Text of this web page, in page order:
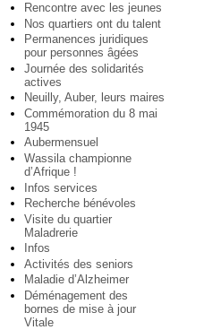
Rencontre avec les jeunes
Nos quartiers ont du talent
Permanences juridiques
pour personnes âgées
Journée des solidarités
actives
Neuilly, Auber, leurs maires
Commémoration du 8 mai
1945
Aubermensuel
Wassila championne
d’Afrique !
Infos services
Recherche bénévoles
Visite du quartier
Maladrerie
Infos
Activités des seniors
Maladie d’Alzheimer
Déménagement des
bornes de mise à jour
Vitale